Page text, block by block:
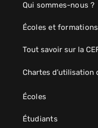
Qui sommes-nous ?
Écoles et
Tout savoir sur la
Chartes d’utilisation
Écoles
Étudiants